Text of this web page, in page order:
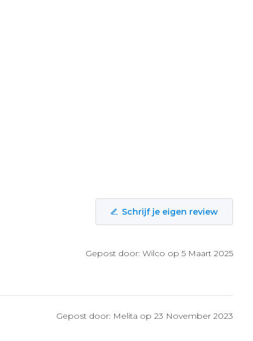
Schrijf je eigen review
Gepost door: Wilco op 5 Maart 2025
Gepost door: Melita op 23 November 2023